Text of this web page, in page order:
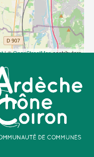
| ©OpenStreetMapcontributors